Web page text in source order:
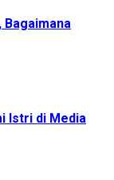
Bagaimana
Istri di Media